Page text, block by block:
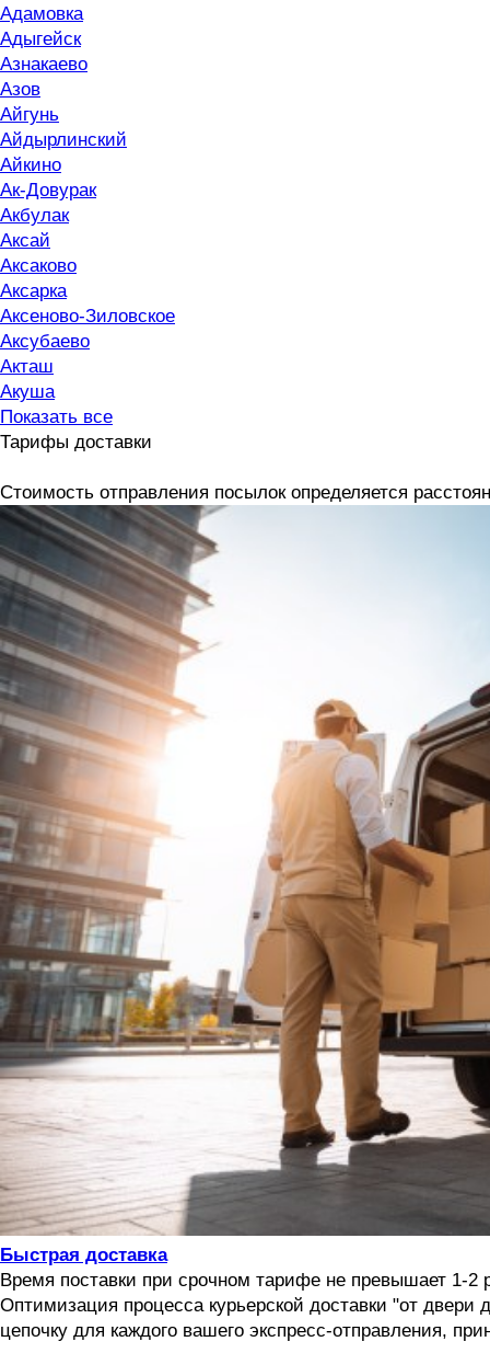
Адамовка
Адыгейск
Азнакаево
Азов
Айгунь
Айдырлинский
Айкино
Ак-Довурак
Акбулак
Аксай
Аксаково
Аксарка
Аксеново-Зиловское
Аксубаево
Акташ
Акуша
Показать все
Тарифы доставки
Стоимость отправления посылок определяется
Быстрая доставка
Время поставки при срочном тарифе не превышает 1-
Оптимизация процесса курьерской доставки "от
цепочку для каждого вашего экспресс-отправления,